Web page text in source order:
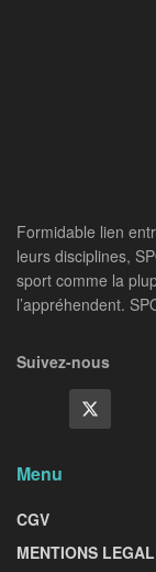
Formidable lien
leurs disciplines,
sport comme la
l’appréhendent.
Suivez-nous
Menu
CGV
MENTIONS